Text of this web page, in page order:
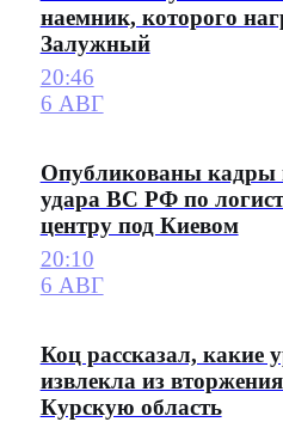
наемник, которого
Залужный
20:46
6 АВГ
Опубликованы кадры
удара ВС РФ по
центру под Киевом
20:10
6 АВГ
Коц рассказал, какие
извлекла из
Курскую область